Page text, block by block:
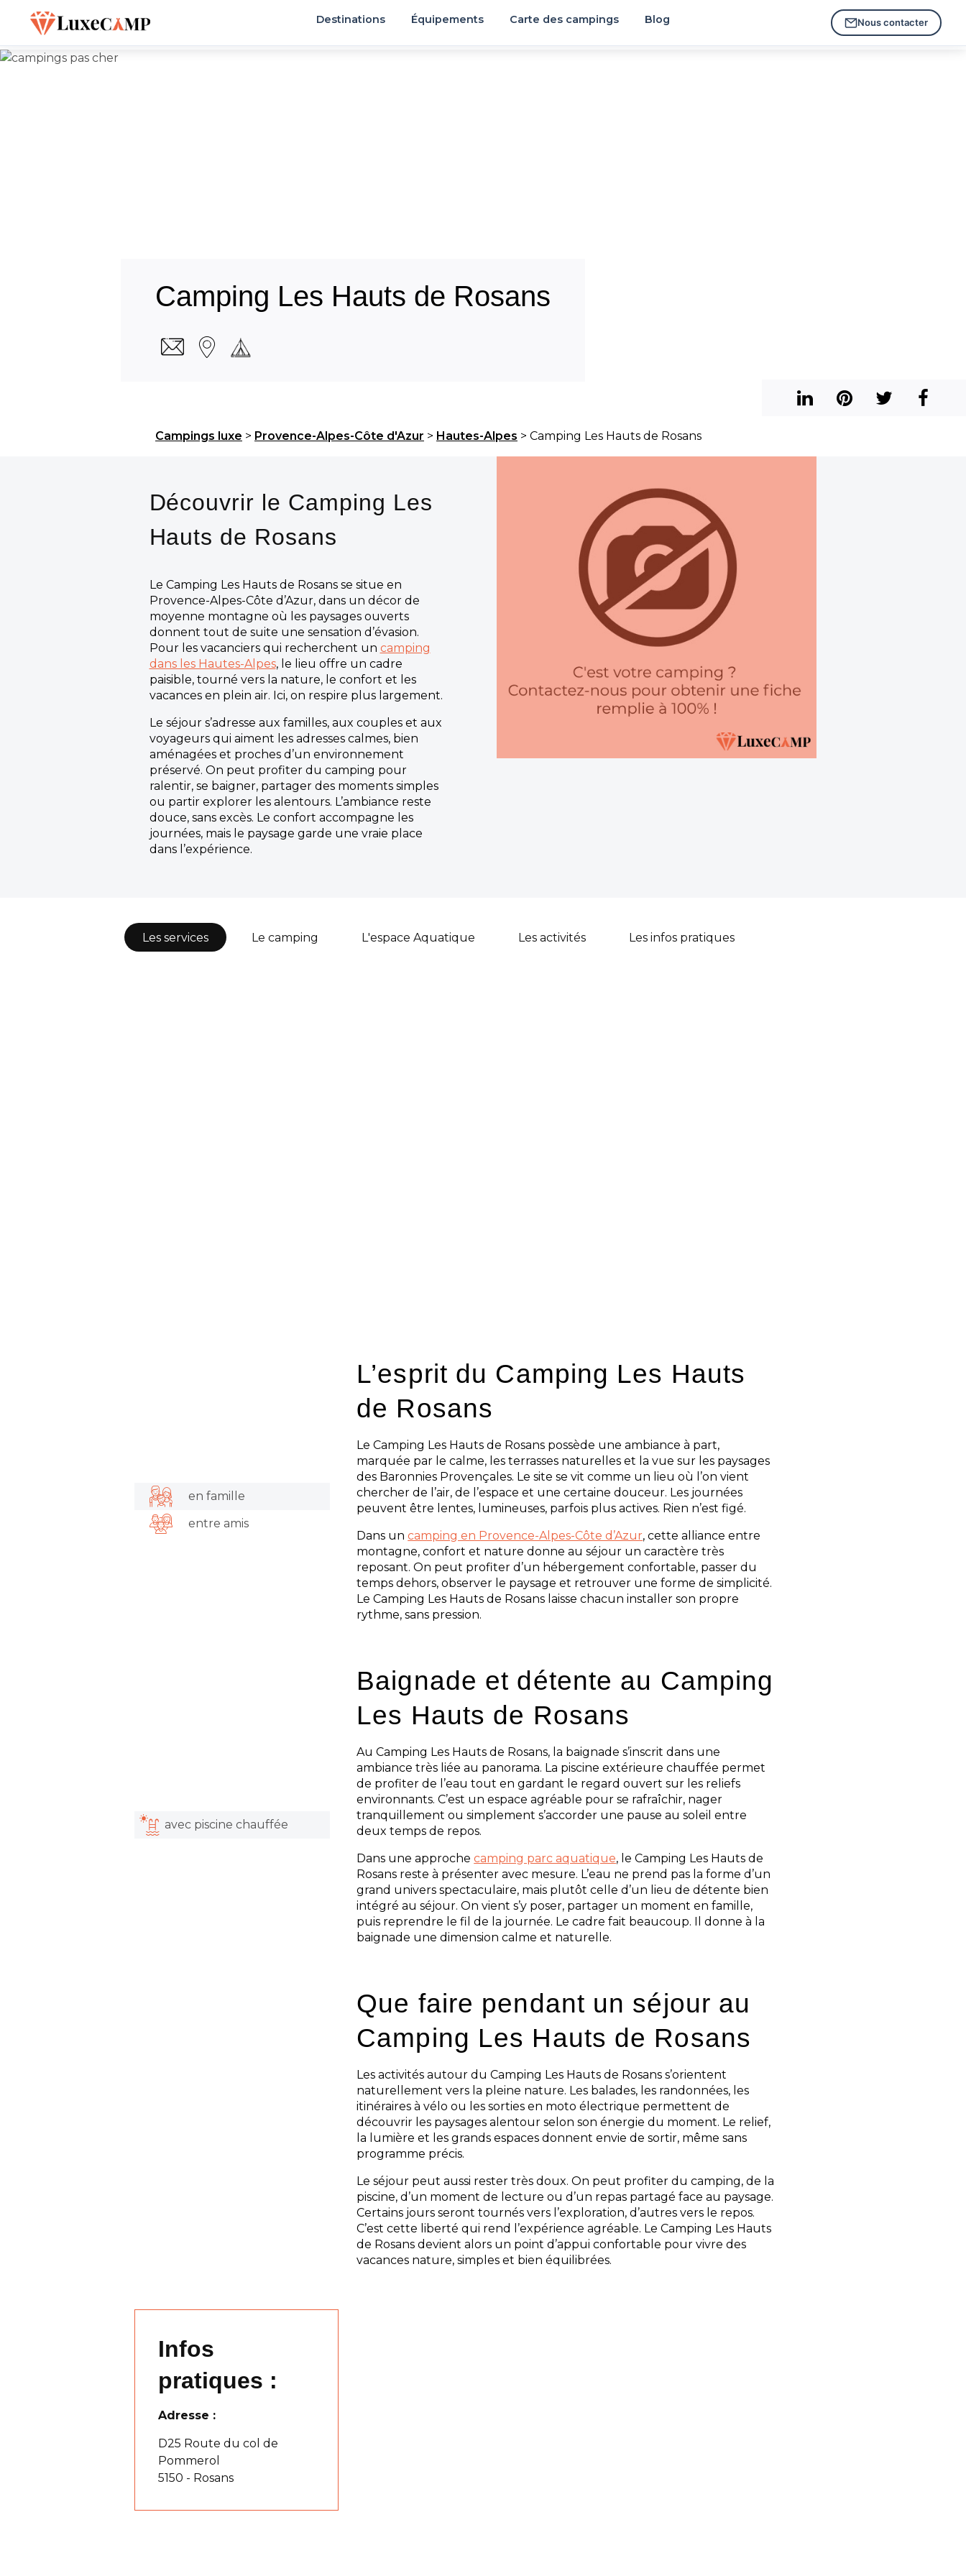
Destinations Équipements Carte des campings Blog Nous contacter
Camping Les Hauts de Rosans
Campings luxe > Provence-Alpes-Côte d'Azur > Hautes-Alpes > Camping Les Hauts de Rosans
Découvrir le Camping Les
Hauts de Rosans
Le Camping Les Hauts de Rosans se situe en
Provence-Alpes-Côte d’Azur, dans un décor de
moyenne montagne où les paysages ouverts
donnent tout de suite une sensation d’évasion.
Pour les vacanciers qui recherchent un camping
dans les Hautes-Alpes, le lieu offre un cadre
paisible, tourné vers la nature, le confort et les
vacances en plein air. Ici, on respire plus largement.
Le séjour s’adresse aux familles, aux couples et aux
voyageurs qui aiment les adresses calmes, bien
aménagées et proches d’un environnement
préservé. On peut profiter du camping pour
ralentir, se baigner, partager des moments simples
ou partir explorer les alentours. L’ambiance reste
douce, sans excès. Le confort accompagne les
journées, mais le paysage garde une vraie place
dans l’expérience.
Les services Le camping L'espace Aquatique Les activités Les infos pratiques
en famille
entre amis
L’esprit du Camping Les Hauts
de Rosans
Le Camping Les Hauts de Rosans possède une ambiance à part,
marquée par le calme, les terrasses naturelles et la vue sur les paysages
des Baronnies Provençales. Le site se vit comme un lieu où l’on vient
chercher de l’air, de l’espace et une certaine douceur. Les journées
peuvent être lentes, lumineuses, parfois plus actives. Rien n’est figé.
Dans uncamping en Provence-Alpes-Côte d’Azur, cette alliance entre
montagne, confort et nature donne au séjour un caractère très
reposant. On peut profiter d’un hébergement confortable, passer du
temps dehors, observer le paysage et retrouver une forme de simplicité.
Le Camping Les Hauts de Rosans laisse chacun installer son propre
rythme, sans pression.
avec piscine chauffée
Baignade et détente au Camping
Les Hauts de Rosans
Au Camping Les Hauts de Rosans, la baignade s’inscrit dans une
ambiance très liée au panorama. La piscine extérieure chauffée permet
de profiter de l’eau tout en gardant le regard ouvert sur les reliefs
environnants. C’est un espace agréable pour se rafraîchir, nager
tranquillement ou simplement s’accorder une pause au soleil entre
deux temps de repos.
Dans une approchecamping parc aquatique, le Camping Les Hauts de
Rosans reste à présenter avec mesure. L’eau ne prend pas la forme d’un
grand univers spectaculaire, mais plutôt celle d’un lieu de détente bien
intégré au séjour. On vient s’y poser, partager un moment en famille,
puis reprendre le fil de la journée. Le cadre fait beaucoup. Il donne à la
baignade une dimension calme et naturelle.
Que faire pendant un séjour au
Camping Les Hauts de Rosans
Les activités autour du Camping Les Hauts de Rosans s’orientent
naturellement vers la pleine nature. Les balades, les randonnées, les
itinéraires à vélo ou les sorties en moto électrique permettent de
découvrir les paysages alentour selon son énergie du moment. Le relief,
la lumière et les grands espaces donnent envie de sortir, même sans
programme précis.
Le séjour peut aussi rester très doux. On peut profiter du camping, de la
piscine, d’un moment de lecture ou d’un repas partagé face au paysage.
Certains jours seront tournés vers l’exploration, d’autres vers le repos.
C’est cette liberté qui rend l’expérience agréable. Le Camping Les Hauts
de Rosans devient alors un point d’appui confortable pour vivre des
vacances nature, simples et bien équilibrées.
Infos
pratiques :
Adresse :
D25 Route du col de
Pommerol
5150 - Rosans